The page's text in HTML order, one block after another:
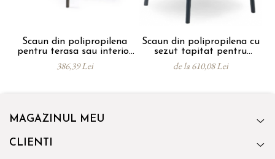
Scaun din polipropilena
pentru terasa sau interior
JOY
386,39 Lei
Scaun din polipropilena cu
sezut tapitat pentru
tesasa sau interior JOY
ARM SOFT
de la 610,08 Lei
MAGAZINUL MEU
CLIENTI